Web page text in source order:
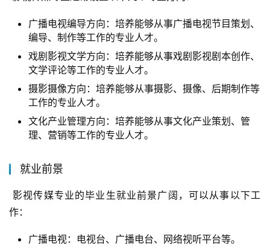
广播电视编导方向：培养能够从事广播电视节目策划、
编导、制作等工作的专业人才。
戏剧影视文学方向：培养能够从事戏剧影视剧本创作、
文学评论等工作的专业人才。
摄影摄像方向：培养能够从事摄影、摄像、后期制作等
工作的专业人才。
文化产业管理方向：培养能够从事文化产业策划、管
理、营销等工作的专业人才。
就业前景
作：
广播电视：电视台、广播电台、网络视听平台等。